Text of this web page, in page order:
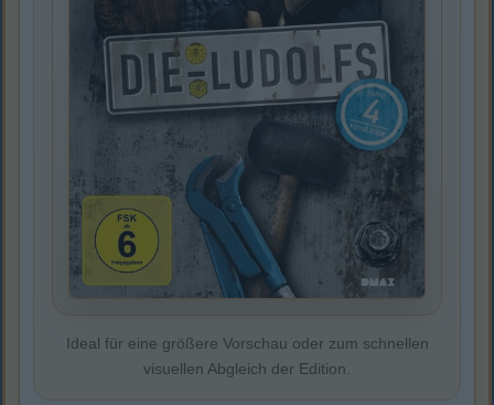
Ideal für eine größere Vorschau oder zum schnellen
visuellen Abgleich der Edition.